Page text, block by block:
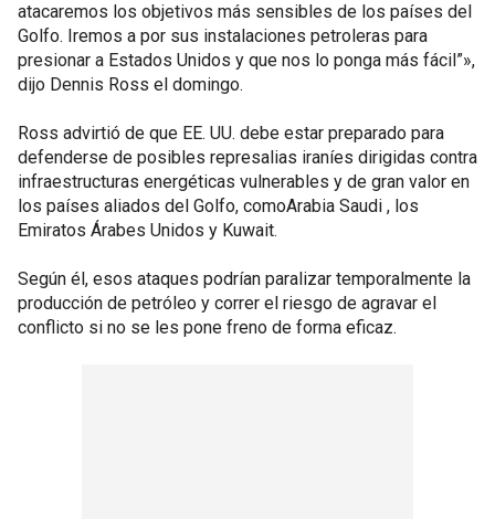
atacaremos los objetivos más sensibles de los países del
Golfo. Iremos a por sus instalaciones petroleras para
presionar a Estados Unidos y que nos lo ponga más fácil”»,
dijo Dennis Ross el domingo.
Ross advirtió de que EE. UU. debe estar preparado para
defenderse de posibles represalias iraníes dirigidas contra
infraestructuras energéticas vulnerables y de gran valor en
los países aliados del Golfo, comoArabia Saudi , los
Emiratos Árabes Unidos y Kuwait.
Según él, esos ataques podrían paralizar temporalmente la
producción de petróleo y correr el riesgo de agravar el
conflicto si no se les pone freno de forma eficaz.